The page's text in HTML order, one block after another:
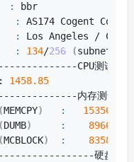
:
bbr
:
AS174 Cogent
:
Los Angeles /
: 134/256 (subnet /
CPU测试-
1458.85
内存测试-
(MEMCPY) : 15356.65
(DUMB) : 8966.63
(MCBLOCK) : 8358.26
硬盘测